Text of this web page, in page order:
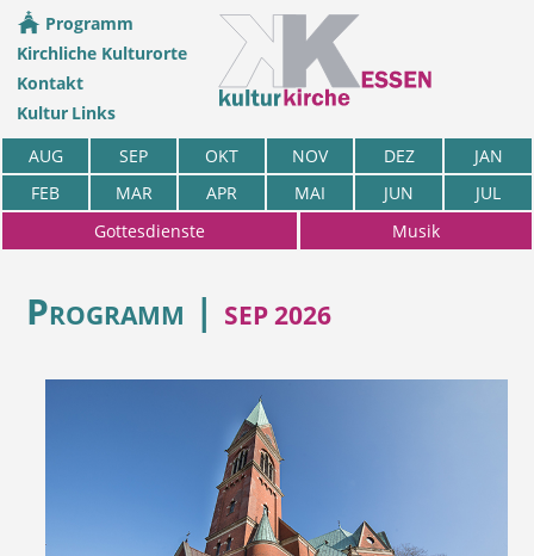
Programm
Kirchliche Kulturorte
Kontakt
Kultur Links
AUG
SEP OKT NOV DEZ
JAN
FEB
MAR APR MAI JUN
JUL
Gottesdienste
Musik
Programm | SEP 2026